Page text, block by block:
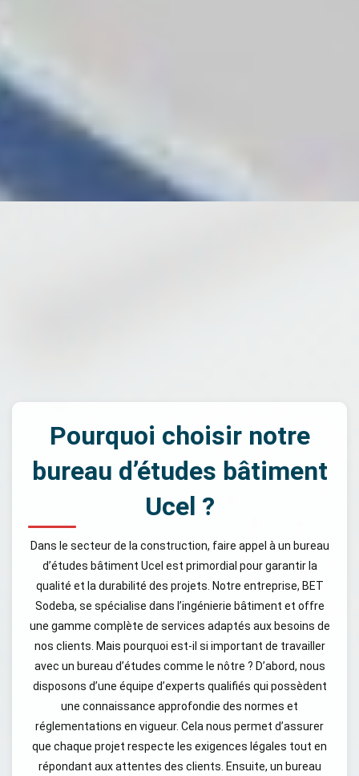
Pourquoi choisir notre
bureau d’études bâtiment
Ucel ?
Dans le secteur de la construction, faire appel à un bureau
d’études bâtiment Ucel est primordial pour garantir la
qualité et la durabilité des projets. Notre entreprise, BET
Sodeba, se spécialise dans l’ingénierie bâtiment et offre
une gamme complète de services adaptés aux besoins de
nos clients. Mais pourquoi est-il si important de travailler
avec un bureau d’études comme le nôtre ? D’abord, nous
disposons d’une équipe d’experts qualifiés qui possèdent
une connaissance approfondie des normes et
réglementations en vigueur. Cela nous permet d’assurer
que chaque projet respecte les exigences légales tout en
répondant aux attentes des clients. Ensuite, un bureau